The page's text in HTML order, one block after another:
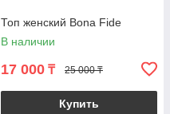
Топ женский Bona Fide
В наличии
17 000 ₸ 25 000 ₸
Купить